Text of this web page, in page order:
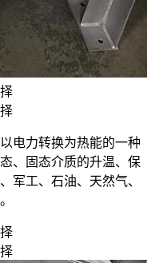
电力转换为热能的一种
、固态介质的升温、保
军工、石油、天然气、